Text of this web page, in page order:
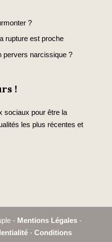
?
rupture est proche
pervers narcissique ?
!
sociaux pour être la
les plus récentes et
- Mentions Légales-
- Conditions